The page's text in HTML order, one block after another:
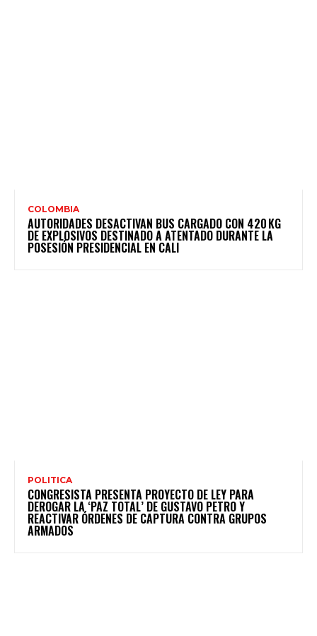
COLOMBIA
AUTORIDADES DESACTIVAN BUS CARGADO CON 420 KG
DE EXPLOSIVOS DESTINADO A ATENTADO DURANTE LA
POSESIÓN PRESIDENCIAL EN CALI
POLITICA
CONGRESISTA PRESENTA PROYECTO DE LEY PARA
DEROGAR LA ‘PAZ TOTAL’ DE GUSTAVO PETRO Y
REACTIVAR ÓRDENES DE CAPTURA CONTRA GRUPOS
ARMADOS